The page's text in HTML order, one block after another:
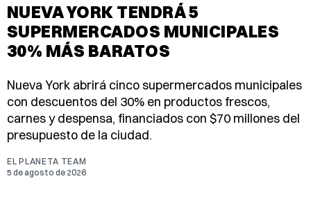
NUEVA YORK TENDRÁ 5
SUPERMERCADOS MUNICIPALES
30% MÁS BARATOS
Nueva York abrirá cinco supermercados municipales
con descuentos del 30% en productos frescos,
carnes y despensa, financiados con $70 millones del
presupuesto de la ciudad.
EL PLANETA TEAM
5 de agosto de 2026